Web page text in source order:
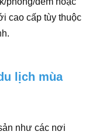
cao cấp tùy thuộc
lịch mùa
như các nơi